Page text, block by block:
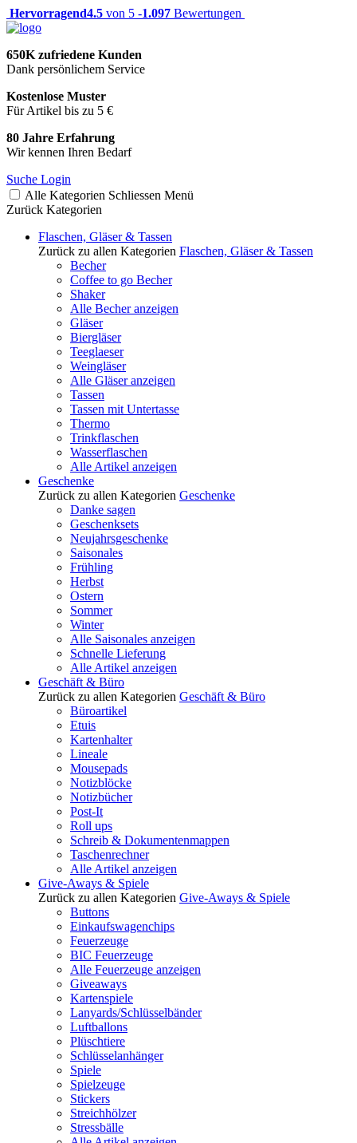
Hervorragend4.5 von 5 -1.097 Bewertungen
650K zufriedene Kunden
Dank persönlichem Service
Kostenlose Muster
Für Artikel bis zu 5 €
80 Jahre Erfahrung
Wir kennen Ihren Bedarf
Suche Login
Alle Kategorien Schliessen Menü
Zurück Kategorien
Flaschen, Gläser & Tassen
Zurück zu allen Kategorien Flaschen, Gläser & Tassen
Becher
Coffee to go Becher
Shaker
Alle Becher anzeigen
Gläser
Biergläser
Teeglaeser
Weingläser
Alle Gläser anzeigen
Tassen
Tassen mit Untertasse
Thermo
Trinkflaschen
Wasserflaschen
Alle Artikel anzeigen
Geschenke
Zurück zu allen Kategorien Geschenke
Danke sagen
Geschenksets
Neujahrsgeschenke
Saisonales
Frühling
Herbst
Ostern
Sommer
Winter
Alle Saisonales anzeigen
Schnelle Lieferung
Alle Artikel anzeigen
Geschäft & Büro
Zurück zu allen Kategorien Geschäft & Büro
Büroartikel
Etuis
Kartenhalter
Lineale
Mousepads
Notizblöcke
Notizbücher
Post-It
Roll ups
Schreib & Dokumentenmappen
Taschenrechner
Alle Artikel anzeigen
Give-Aways & Spiele
Zurück zu allen Kategorien Give-Aways & Spiele
Buttons
Einkaufswagenchips
Feuerzeuge
BIC Feuerzeuge
Alle Feuerzeuge anzeigen
Giveaways
Kartenspiele
Lanyards/Schlüsselbänder
Luftballons
Plüschtiere
Schlüsselanhänger
Spiele
Spielzeuge
Stickers
Streichhölzer
Stressbälle